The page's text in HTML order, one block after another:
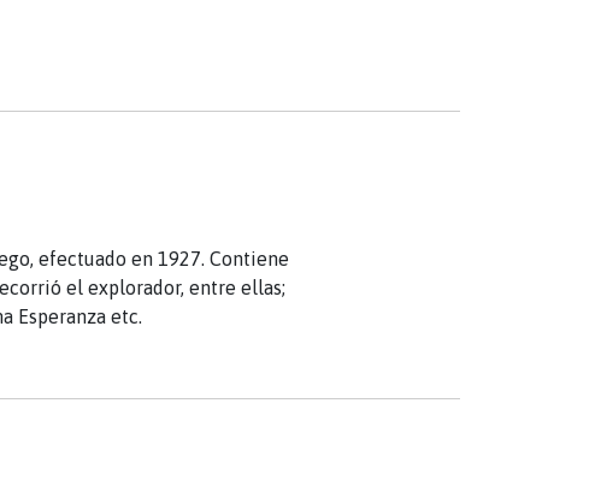
efectuado en 1927. Contiene
el explorador, entre ellas;
Esperanza etc.